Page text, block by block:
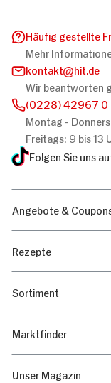
Häufig gestellte
Mehr
kontakt
hit.de
Wir beantworten
(0228) 42967 0
Montag -
Freitags: 9 bis 13
Folgen Sie uns
Angebote &
Rezepte
Sortiment
Marktfinder
Unser Magazin